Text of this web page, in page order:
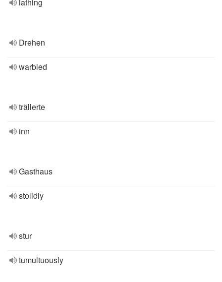
Drehen
warbled
trällerte
inn
Gasthaus
stolidly
stur
tumultuously